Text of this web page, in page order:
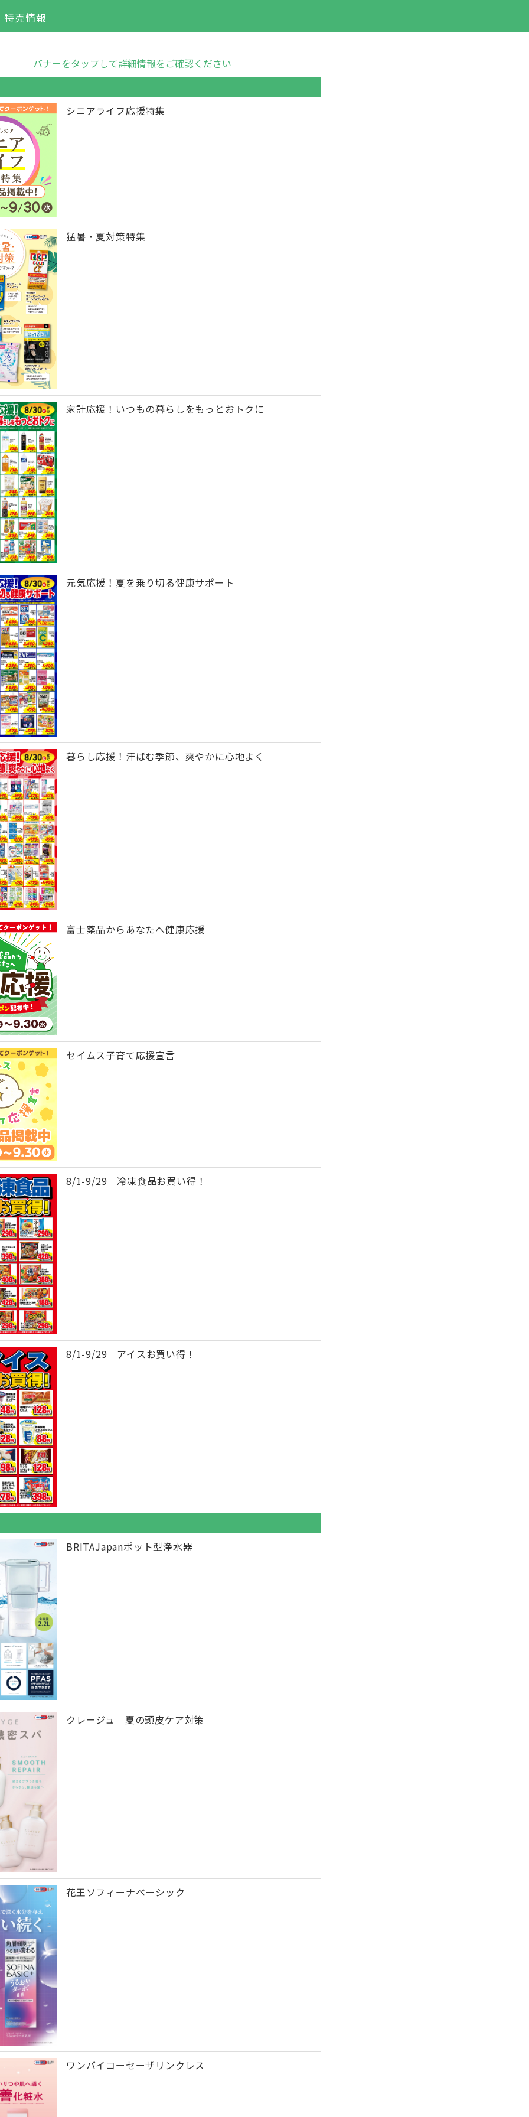
特売情報
バナーをタップして詳細情報をご確認ください
シニアライフ応援特集
猛暑・夏対策特集
家計応援！いつもの暮らしをもっとおトクに
元気応援！夏を乗り切る健康サポート
暮らし応援！汗ばむ季節、爽やかに心地よく
富士薬品からあなたへ健康応援
セイムス子育て応援宣言
8/1-9/29 冷凍食品お買い得！
8/1-9/29 アイスお買い得！
BRITAJapanポット型浄水器
クレージュ 夏の頭皮ケア対策
花王ソフィーナベーシック
ワンバイコーセーザリンクレス